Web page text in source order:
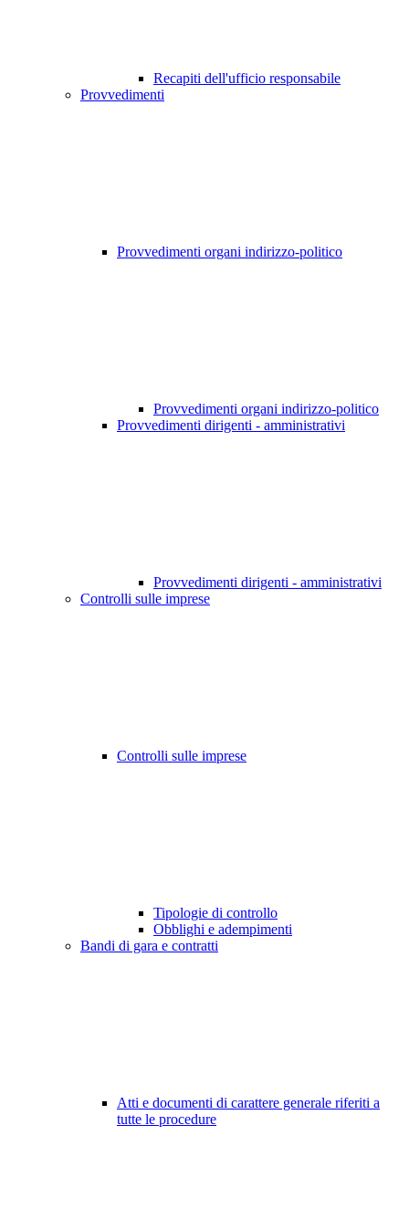
Recapiti dell'ufficio responsabile
Provvedimenti
Provvedimenti organi indirizzo-politico
Provvedimenti organi indirizzo-politico
Provvedimenti dirigenti - amministrativi
Provvedimenti dirigenti - amministrativi
Controlli sulle imprese
Controlli sulle imprese
Tipologie di controllo
Obblighi e adempimenti
Bandi di gara e contratti
Atti e documenti di carattere generale riferiti a
tutte le procedure